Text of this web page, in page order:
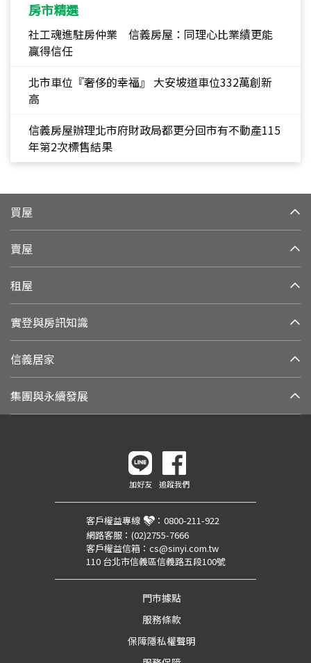
房市精選
社工魂進駐房仲業 信義房屋：同理心比業績更能
贏得信任
北市車位『奢侈的幸福』 大安坡道車位332萬創新
高
信義房屋辦理北市府財政局都更分回市有不動產115
年第2次標售結果
買屋
賣屋
租屋
實登與房訊知識
信義居家
集團與永續發展
加好友 追蹤我們
客戶權益專線 ： 0800-211-922
網路客服： (02)2755-7666
客戶權益信箱： cs@sinyi.com.tw
110 台北市信義區信義路五段100號
門市據點
服務條款
保障隱私權聲明